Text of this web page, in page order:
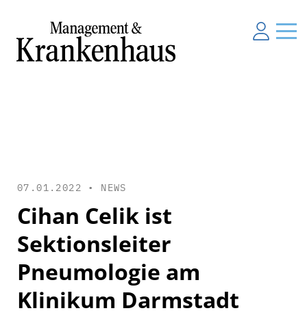
07.01.2022 • NEWS
Cihan Celik ist
Sektionsleiter
Pneumologie am
Klinikum Darmstadt